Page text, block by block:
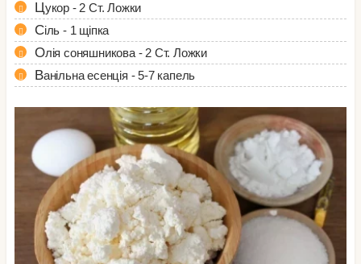
Цукор - 2 Ст. Ложки
Сіль - 1 щіпка
Олія соняшникова - 2 Ст. Ложки
Ванільна есенція - 5-7 капель